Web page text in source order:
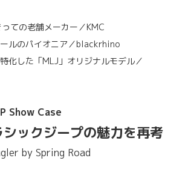
っての老舗メーカー／KMC
ールのパイオニア／blackrhino
化した「MLJ」オリジナルモデル／
Show Case
ックジープの魅力を再考
by Spring Road